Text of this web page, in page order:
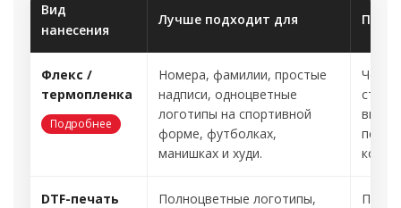
Вид
нанесения
Лучше подходит для
Флекс /
термопленка
Подробнее
Номера, фамилии, простые
надписи, одноцветные
логотипы на спортивной
форме, футболках,
манишках и худи.
DTF-печать
Полноцветные логотипы,